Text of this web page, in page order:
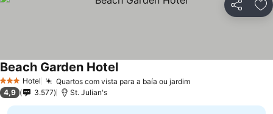
Partilhar
3 EstrelasHotel Quartos com vista para a baía ou jardimVer preços
Beach Garden HotelVer preços
4,9 3.577 St. Julian's